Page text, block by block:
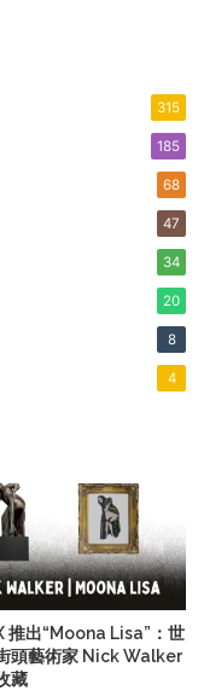
315
185
68
47
34
20
8
4
推出“Moona Lisa”：世
頭藝術家 Nick Walker
藏